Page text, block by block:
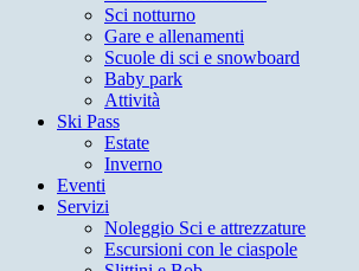
Sci notturno
Gare e allenamenti
Scuole di sci e snowboard
Baby park
Attività
Ski Pass
Estate
Inverno
Eventi
Servizi
Noleggio Sci e attrezzature
Escursioni con le ciaspole